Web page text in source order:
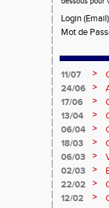
Login (Email)
Mot de
11/07 >
24/06 >
17/06 >
13/04 >
06/04 >
18/03
>
06/03 >
02/03
>
22/02 >
12/02 >